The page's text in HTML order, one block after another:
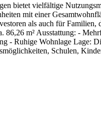
bietet vielfältige
mit einer
als auch für
m² Ausstattung: -
- Ruhige Wohnlage Lage:
Schulen,